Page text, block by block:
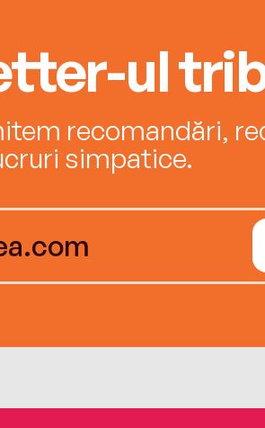
ul
recomandări,
simpatice.